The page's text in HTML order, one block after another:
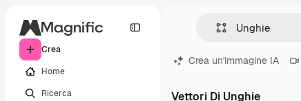
Crea
Home
Ricerca
Crea un'immagine IA
Vettori Di Unghie